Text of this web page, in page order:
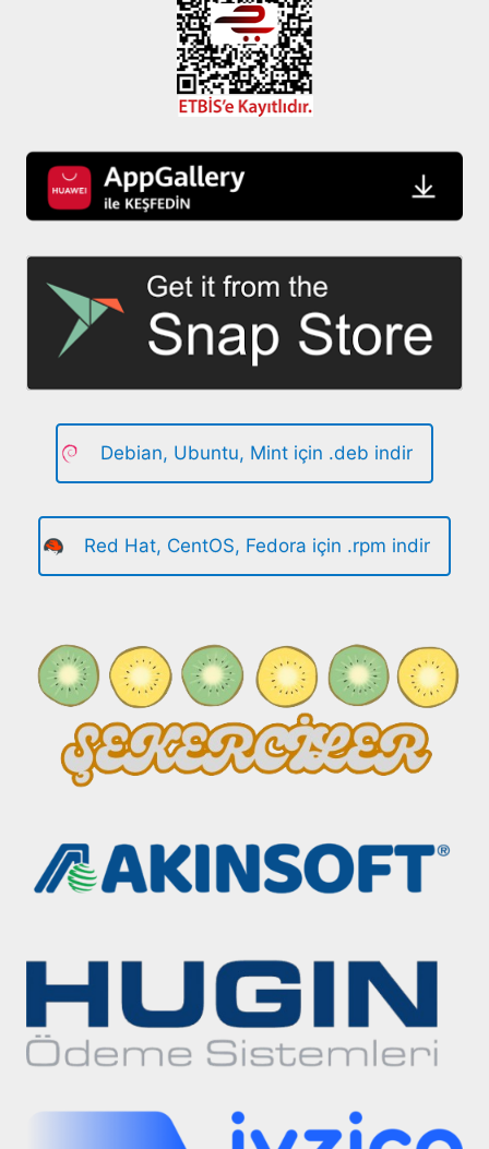
Debian, Ubuntu, Mint için .deb indir
Red Hat, CentOS, Fedora için .rpm indir